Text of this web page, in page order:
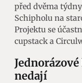
před dvěma
Schipholu na
Projektu se
cupstack a
nedají